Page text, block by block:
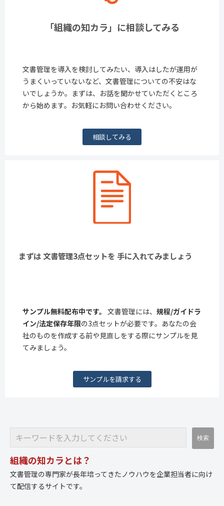
「組織の知カラ」に相談してみる
文書管理を導入を検討してみたい、導入はしたが運用が
うまくいっていないなど、文書管理についての不安はな
いでしょうか。まずは、お話を聞かせていただくところ
から始めます。お気軽にお問い合わせください。
相談してみる
まずは 文書管理3点セットを 手に入れてみましょう
サンプル無料配布中です。 文書管理には、 規程/ガイドラ
イン/法定保存年限の3点セットが必要です。あなたの会
社のものを作成する前や見直しをする際にサンプルを見
てみましょう。
サンプルを請求する
組織の知カラとは？
文書管理の専門家が長年培ってきたノウハウを企業担当者に向け
て配信するサイトです。